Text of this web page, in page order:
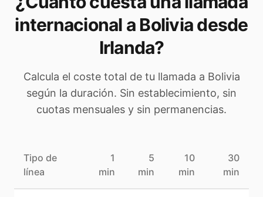
internacional aBoliviadesde
Irlanda?
Calcula el coste total de tu llamada a Bolivia
según la duración. Sin establecimiento, sin
cuotas mensuales y sin permanencias.
Tipo de
línea
1
min
5
min
10
min
30
min